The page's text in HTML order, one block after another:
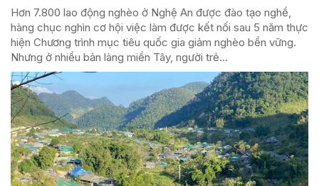
Hơn 7.800 lao động nghèo ở Nghệ An được đào tạo nghề,
hàng chục nghìn cơ hội việc làm được kết nối sau 5 năm thực
hiện Chương trình mục tiêu quốc gia giảm nghèo bền vững.
Nhưng ở nhiều bản làng miền Tây, người trẻ...